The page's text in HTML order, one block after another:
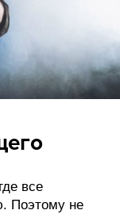
все
Поэтому не